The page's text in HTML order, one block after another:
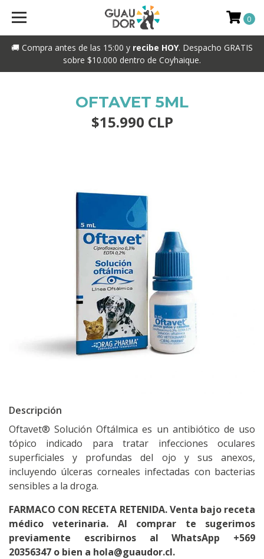
🚚 Compra antes de las 15:00 y recibe HOY. Despacho GRATIS
sobre $10.000 dentro de Coyhaique.
0
OFTAVET 5ML
$15.990 CLP
Descripción
Oftavet® Solución Oftálmica es un antibiótico de uso
tópico indicado para tratar infecciones oculares
superficiales y profundas del ojo y sus anexos,
incluyendo úlceras corneales infectadas con bacterias
sensibles a la droga.
FARMACO CON RECETA RETENIDA. Venta bajo receta
médico veterinaria. Al comprar te sugerimos
previamente escribirnos al WhatsApp +569
20356347 o bien a hola@guaudor.cl.